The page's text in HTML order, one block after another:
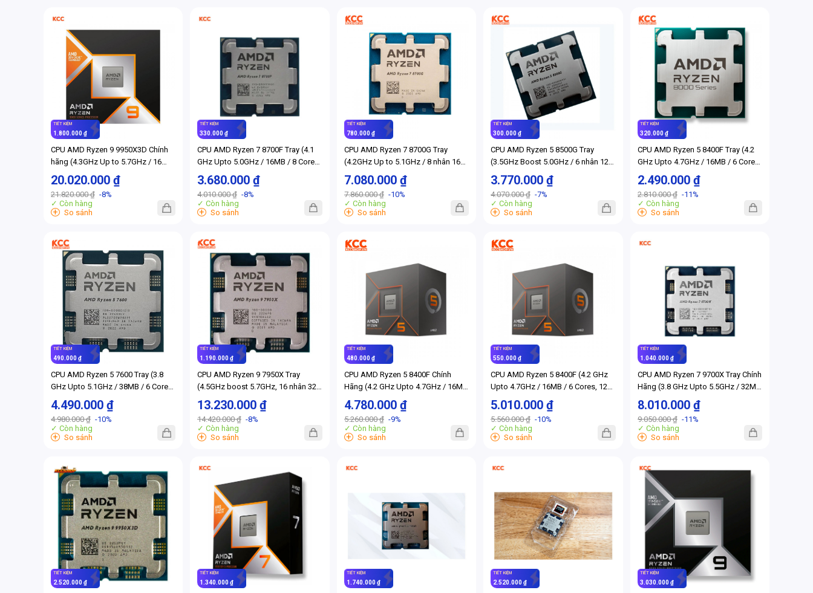
TIẾT KIỆM
1.800.000 ₫
CPU AMD Ryzen 9 9950X3D Chính
hãng (4.3GHz Up to 5.7GHz / 16
nhân 32 luồng / 16MB / AM5)
20.020.000 ₫
21.820.000 ₫ -8%
✓ Còn hàng
+ So sánh
TIẾT KIỆM
330.000 ₫
CPU AMD Ryzen 7 8700F Tray (4.1
GHz Upto 5.0GHz / 16MB / 8 Cores,
16 Threads / 65W / Socket AM5)
(Full VAT)
3.680.000 ₫
4.010.000 ₫ -8%
✓ Còn hàng
+ So sánh
TIẾT KIỆM
780.000 ₫
CPU AMD Ryzen 7 8700G Tray
(4.2GHz Up to 5.1GHz / 8 nhân 16
luồng / 24MB / AM5) (Full VAT)
7.080.000 ₫
7.860.000 ₫ -10%
✓ Còn hàng
+ So sánh
TIẾT KIỆM
300.000 ₫
CPU AMD Ryzen 5 8500G Tray
(3.5GHz Boost 5.0GHz / 6 nhân 12
luồng / 22MB / AM5) (Full VAT)
3.770.000 ₫
4.070.000 ₫ -7%
✓ Còn hàng
+ So sánh
TIẾT KIỆM
320.000 ₫
CPU AMD Ryzen 5 8400F Tray (4.2
GHz Upto 4.7GHz / 16MB / 6 Cores,
12 Threads / 65W / Socket AM5)
(Full VAT)
2.490.000 ₫
2.810.000 ₫ -11%
✓ Còn hàng
+ So sánh
TIẾT KIỆM
490.000 ₫
CPU AMD Ryzen 5 7600 Tray (3.8
GHz Upto 5.1GHz / 38MB / 6 Cores,
12 Threads / 65W / Socket AM5)
(Full VAT)
4.490.000 ₫
4.980.000 ₫ -10%
✓ Còn hàng
+ So sánh
TIẾT KIỆM
1.190.000 ₫
CPU AMD Ryzen 9 7950X Tray
(4.5GHz boost 5.7GHz, 16 nhân 32
luồng, 80MB Cache, 170W, Socket
AM5) (Full VAT)
13.230.000 ₫
14.420.000 ₫ -8%
✓ Còn hàng
+ So sánh
TIẾT KIỆM
480.000 ₫
CPU AMD Ryzen 5 8400F Chính
Hãng (4.2 GHz Upto 4.7GHz / 16MB
/ 6 Cores, 12 Threads / 65W /
Socket AM5)
4.780.000 ₫
5.260.000 ₫ -9%
✓ Còn hàng
+ So sánh
TIẾT KIỆM
550.000 ₫
CPU AMD Ryzen 5 8400F (4.2 GHz
Upto 4.7GHz / 16MB / 6 Cores, 12
Threads / 65W / Socket AM5)
5.010.000 ₫
5.560.000 ₫ -10%
✓ Còn hàng
+ So sánh
TIẾT KIỆM
1.040.000 ₫
CPU AMD Ryzen 7 9700X Tray Chính
Hãng (3.8 GHz Upto 5.5GHz / 32MB
/ 8 Cores, 16 Threads / 65W /
Socket AM5)
8.010.000 ₫
9.050.000 ₫ -11%
✓ Còn hàng
+ So sánh
TIẾT KIỆM
2.520.000 ₫
TIẾT KIỆM
1.340.000 ₫
TIẾT KIỆM
1.740.000 ₫
TIẾT KIỆM
2.520.000 ₫
TIẾT KIỆM
3.030.000 ₫